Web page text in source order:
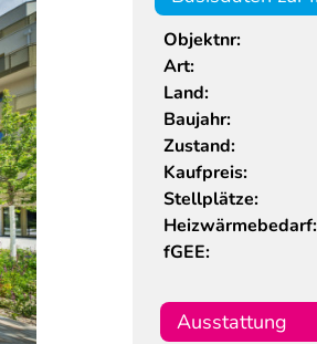
Objektnr:
Art:
Land:
Baujahr:
Zustand:
Kaufpreis:
Stellplätze:
Heizwärmebedarf:
fGEE:
Ausstattung